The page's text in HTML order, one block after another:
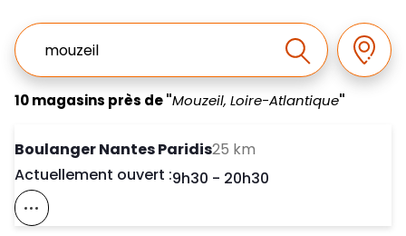
Ville, Region, Code postal ou Ville & Pays
Effectuer la
10 magasins près de "Mouzeil, Loire-Atlantique"
Boulanger Nantes Paridis25 km
Actuellement ouvert :Day of the Week
9h30 - 20h30
Voir Ce Magasin Sur La Carte